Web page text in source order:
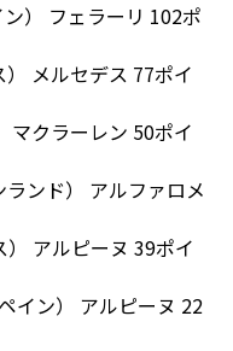
） フェラーリ 102ポ
メルセデス 77ポイ
マクラーレン 50ポイ
ンド） アルファロメ
アルピーヌ 39ポイ
イン） アルピーヌ 22